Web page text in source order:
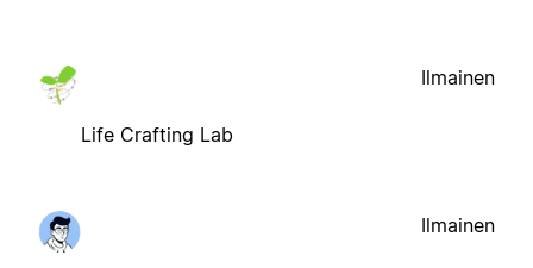
Life Crafting Lab
Ilmainen
Ilmainen